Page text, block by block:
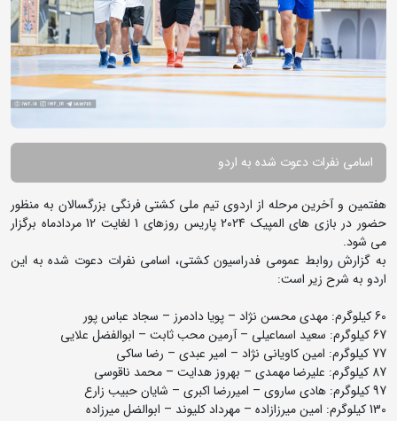
اسامی نفرات دعوت شده به اردو
هفتمین و آخرین مرحله از اردوی تیم ملی کشتی فرنگی بزرگسالان به منظور
حضور در بازی های المپیک 2024 پاریس روزهای 1 لغایت 12 مردادماه برگزار
می شود.
به گزارش روابط عمومی فدراسیون کشتی، اسامی نفرات دعوت شده به این
اردو به شرح زیر است:
60 کیلوگرم: مهدی محسن نژاد – پویا دادمرز – سجاد عباس پور
67 کیلوگرم: سعید اسماعیلی – آرمین محب ثابت – ابوالفضل علایی
77 کیلوگرم: امین کاویانی نژاد – امیر عبدی – رضا ساکی
87 کیلوگرم: علیرضا مهمدی – بهروز هدایت – محمد ناقوسی
97 کیلوگرم: هادی ساروی – امیررضا اکبری – شایان حبیب زارع
130 کیلوگرم: امین میرزازاده – مهرداد کلیوند – ابوالضل میرزاده